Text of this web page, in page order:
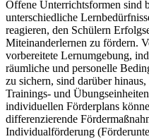
Offene Unterrichtsformen sind
unterschiedliche
reagieren, den Schülern
Miteinanderlernen zu fördern.
vorbereitete Lernumgebung,
räumliche und personelle
zu sichern, sind darüber
Trainings- und
individuellen Förderplans
differenzierende
Individualförderung